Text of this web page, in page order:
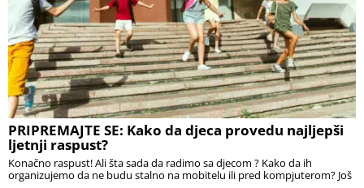
PRIPREMAJTE SE: Kako da djeca provedu najljepši
ljetnji raspust?
Konačno raspust! Ali šta sada da radimo sa djecom ? Kako da ih
organizujemo da ne budu stalno na mobitelu ili pred kompjuterom? Još